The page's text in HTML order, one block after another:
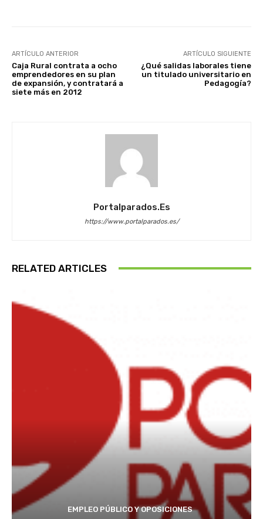
ARTÍCULO ANTERIOR
Caja Rural contrata a ocho
emprendedores en su plan
de expansión, y contratará a
siete más en 2012
ARTÍCULO SIGUIENTE
¿Qué salidas laborales tiene
un titulado universitario en
Pedagogía?
Portalparados.es
https://www.portalparados.es/
RELATED ARTICLES
EMPLEO PÚBLICO Y OPOSICIONES